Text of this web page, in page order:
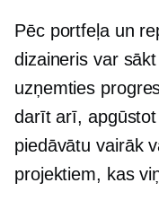
Pēc portfeļa un
dizaineris var
uzņemties
darīt arī,
piedāvātu vairāk
projektiem, kas